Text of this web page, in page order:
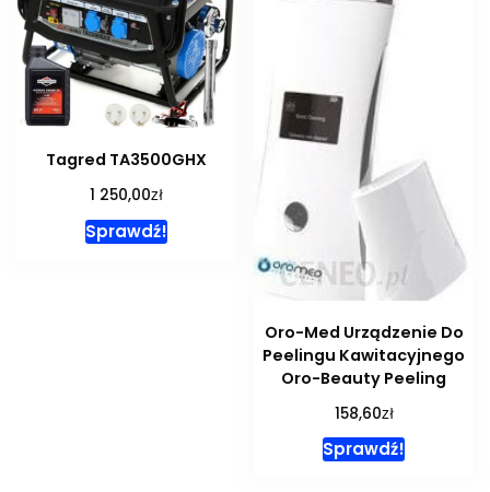
Tagred TA3500GHX
1 250,00zł
Sprawdź!
Oro-Med Urządzenie Do
Peelingu Kawitacyjnego
Oro-Beauty Peeling
158,60zł
Sprawdź!